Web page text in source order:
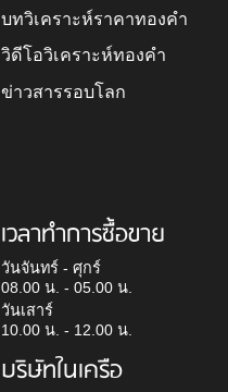
บทวิเคราะห์ราคาทองคำ
วิดีโอวิเคราะห์ทองคำ
ข่าวสารรอบโลก
เวลาทำการซื้อขาย
วันจันทร์ - ศุกร์
08.00 น. - 05.00 น.
วันเสาร์
10.00 น. - 12.00 น.
บริษัทในเครือ